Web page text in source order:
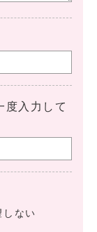
度入力して
しない